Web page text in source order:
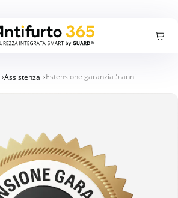
Assistenza Estensione garanzia 5 anni